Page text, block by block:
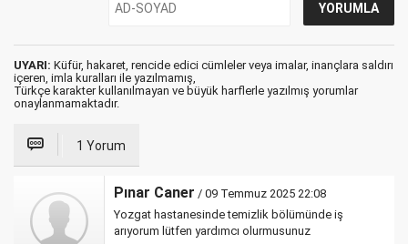
UYARI: Küfür, hakaret, rencide edici cümleler veya imalar, inançlara saldırı
içeren, imla kuralları ile yazılmamış,
Türkçe karakter kullanılmayan ve büyük harflerle yazılmış yorumlar
onaylanmamaktadır.
1 Yorum
Pınar Caner / 09 Temmuz 2025 22:08
Yozgat hastanesinde temizlik bölümünde iş
arıyorum lütfen yardımcı olurmusunuz